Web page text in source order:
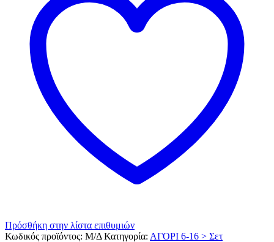
Πρόσθήκη στην λίστα επιθυμιών
Κωδικός προϊόντος: Μ/Δ Κατηγορία: ΑΓΟΡΙ 6-16 > Σετ